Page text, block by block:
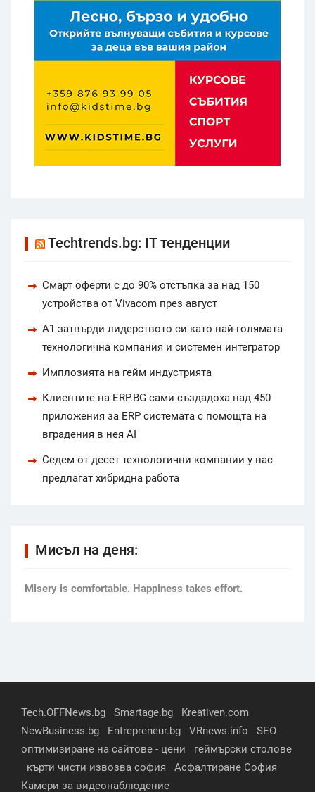
Techtrends.bg: IT тенденции
Смарт оферти с до 90% отстъпка за над 150
устройства от Vivacom през август
А1 затвърди лидерството си като най-голямата
технологична компания и системен интегратор
Имплозията на гейм индустрията
Клиентите на ERP.BG сами създадоха над 450
приложения за ERP системата с помощта на
вградения в нея AI
Седем от десет технологични компании у нас
предлагат хибридна работа
Мисъл на деня:
Мisery is comfortable. Happiness takes effort.
Tech.OFFNews.bg Smartage.bg
Kreativen.com
NewBusiness.bg
Entrepreneur.bg VRnews.info
SEO
оптимизиране на сайтове - цени
геймърски столове
кърти чисти извозва софия
Асфалтиране София
Камери за видеонаблюдение